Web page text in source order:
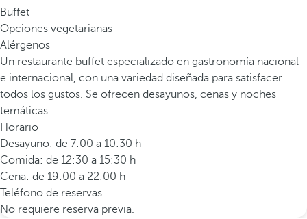
Buffet
Opciones vegetarianas
Alérgenos
Un restaurante buffet especializado en gastronomía nacional
e internacional, con una variedad diseñada para satisfacer
todos los gustos. Se ofrecen desayunos, cenas y noches
temáticas.
Horario
Desayuno: de 7:00 a 10:30 h
Comida: de 12:30 a 15:30 h
Cena: de 19:00 a 22:00 h
Teléfono de reservas
No requiere reserva previa.